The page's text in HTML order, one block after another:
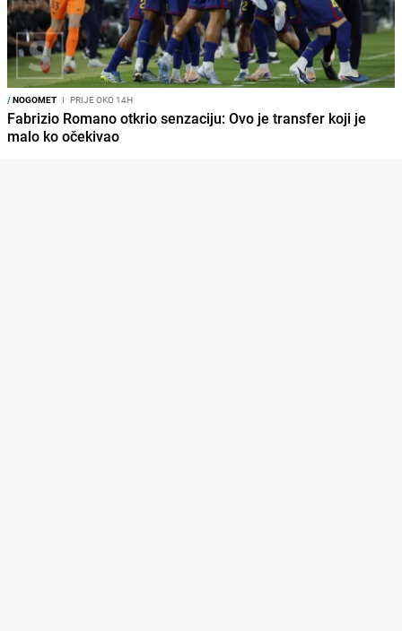
/NOGOMET I PRIJE OKO 14H
Fabrizio Romano otkrio senzaciju: Ovo je transfer koji je
malo ko očekivao